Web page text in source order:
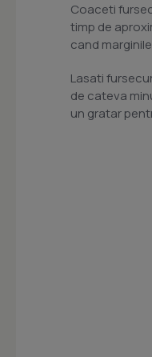
Coaceti
timp de
cand
Lasati
de cateva
un gratar